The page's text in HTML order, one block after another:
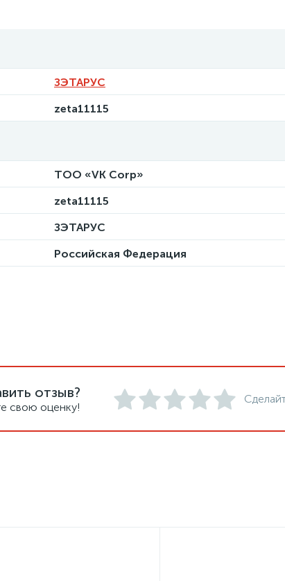
ЗЭТАРУС
zeta11115
ТОО «VK Corp»
zeta11115
ЗЭТАРУС
Российская Федерация
отзыв?
свою оценку!